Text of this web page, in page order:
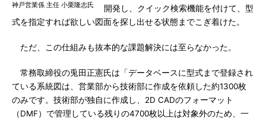
神戸営業係 主任 小栗隆志氏
開発し、クイック検索機能を付けて、型
式を指定すれば欲しい図面を探し出せる状態までこぎ着けた。
ただ、この仕組みも抜本的な課題解決には至らなかった。
常務取締役の兎田正憲氏は「データベースに型式まで登録され
ている系統図は、営業部から技術部に作成を依頼した約1300枚
のみです。技術部が独自に作成し、2D CADのフォーマット
（DMF）で管理している残りの4700枚以上は対象外のため、一